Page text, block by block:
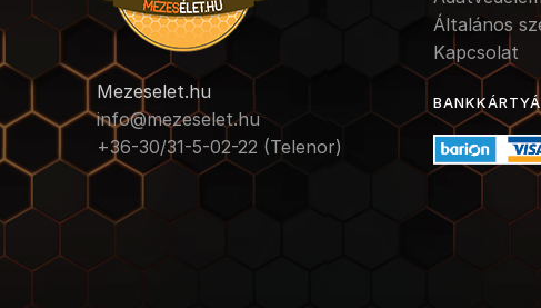
Mezeselet.hu
info@mezeselet.hu
+36-30/31-5-02-22 (Telenor)
Általános
Kapcsolat